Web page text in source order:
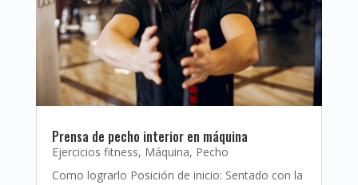
Prensa de pecho interior en máquina
Ejercicios fitness, Máquina, Pecho
Como lograrlo Posición de inicio: Sentado con la